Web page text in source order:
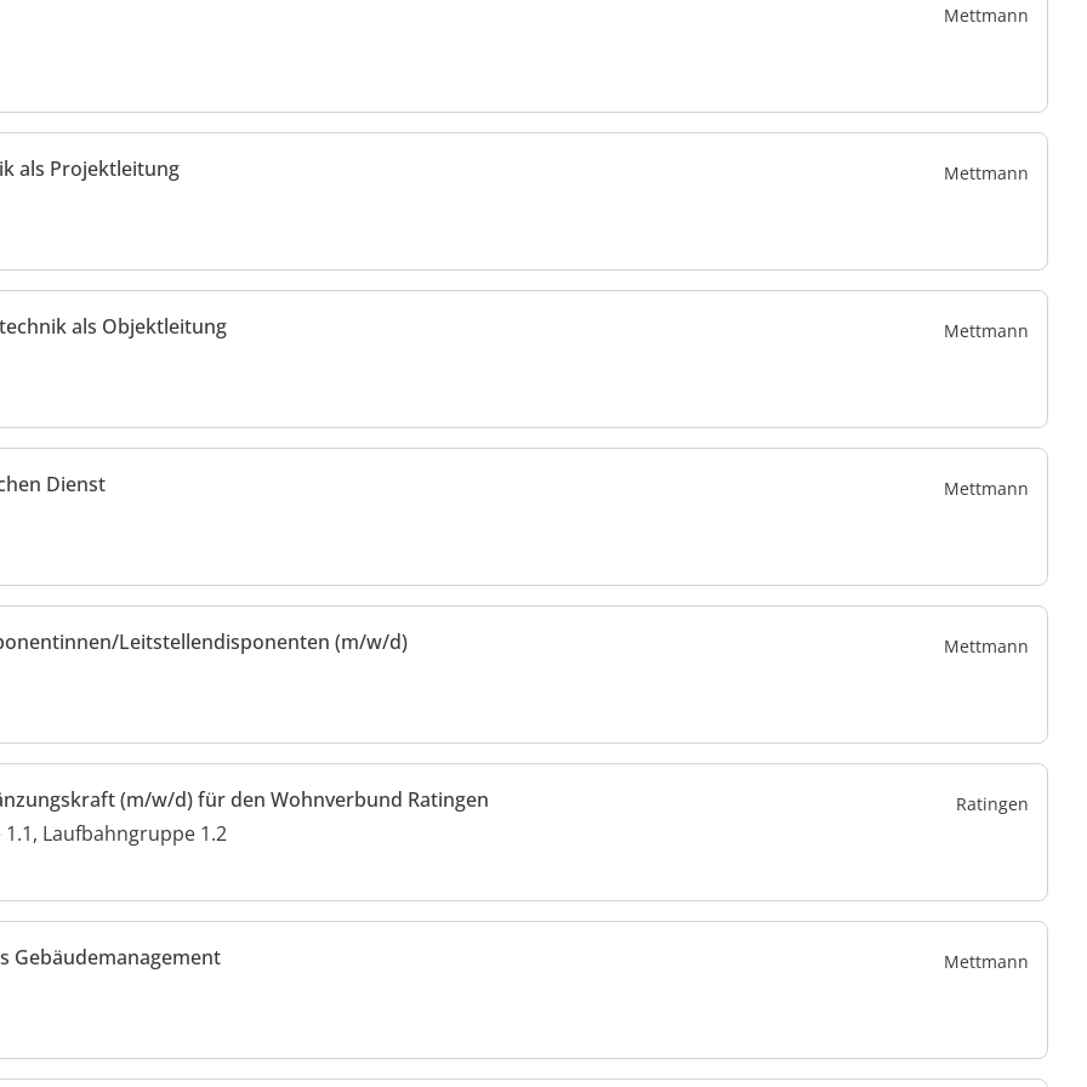
Mettmann
als Projektleitung Mettmann
als Objektleitung Mettmann
Dienst Mettmann
Leitstellendisponenten (m/w/d) Mettmann
(m/w/d) für den Wohnverbund Ratingen
1.1, Laufbahngruppe 1.2
Ratingen
Gebäudemanagement Mettmann